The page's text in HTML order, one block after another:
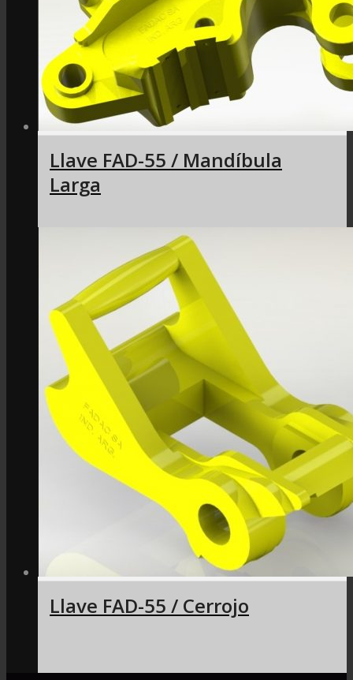
Llave FAD-55 / Mandíbula
Larga
Llave FAD-55 / Cerrojo